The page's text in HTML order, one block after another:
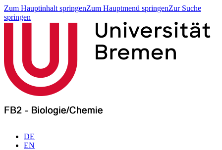
Zum Hauptinhalt springenZum Hauptmenü springenZur Suche
springen
DE
EN